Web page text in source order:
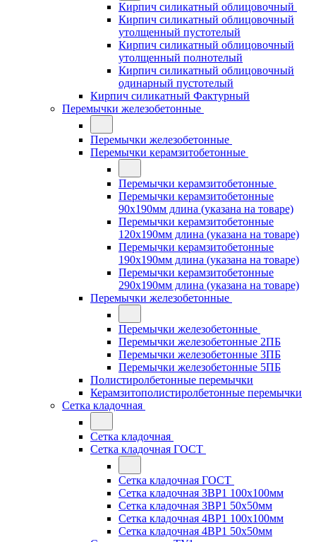
Кирпич силикатный облицовочный
Кирпич силикатный облицовочный
утолщенный пустотелый
Кирпич силикатный облицовочный
утолщенный полнотелый
Кирпич силикатный облицовочный
одинарный пустотелый
Кирпич силикатный Фактурный
Перемычки железобетонные
Перемычки железобетонные
Перемычки керамзитобетонные
Перемычки керамзитобетонные
Перемычки керамзитобетонные
90x190мм длина (указана на товаре)
Перемычки керамзитобетонные
120x190мм длина (указана на товаре)
Перемычки керамзитобетонные
190x190мм длина (указана на товаре)
Перемычки керамзитобетонные
290x190мм длина (указана на товаре)
Перемычки железобетонные
Перемычки железобетонные
Перемычки железобетонные 2ПБ
Перемычки железобетонные 3ПБ
Перемычки железобетонные 5ПБ
Полистиролбетонные перемычки
Керамзитополистиролбетонные перемычки
Сетка кладочная
Сетка кладочная
Сетка кладочная ГОСТ
Сетка кладочная ГОСТ
Сетка кладочная 3ВР1 100x100мм
Сетка кладочная 3ВР1 50x50мм
Сетка кладочная 4ВР1 100x100мм
Сетка кладочная 4ВР1 50x50мм